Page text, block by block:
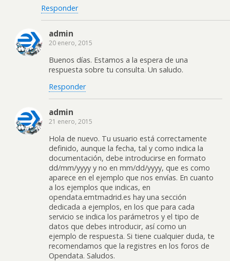
Responder
admin
20 enero, 2015
Buenos días. Estamos a la espera de una
respuesta sobre tu consulta. Un saludo.
Responder
admin
21 enero, 2015
Hola de nuevo. Tu usuario está correctamente
definido, aunque la fecha, tal y como indica la
documentación, debe introducirse en formato
dd/mm/yyyy y no en mm/dd/yyyy, que es como
aparece en el ejemplo que nos envías. En cuanto
a los ejemplos que indicas, en
opendata.emtmadrid.es hay una sección
dedicada a ejemplos, en los que para cada
servicio se indica los parámetros y el tipo de
datos que debes introducir, así como un
ejemplo de respuesta. Si tiene cualquier duda, te
recomendamos que la registres en los foros de
Opendata. Saludos.